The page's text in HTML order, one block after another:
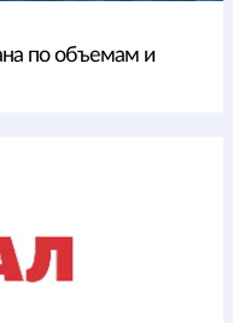
по объемам и